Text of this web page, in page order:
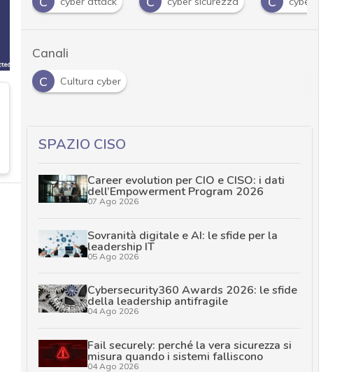
Canali
C
Cultura cyber
SPAZIO CISO
Career evolution per CIO e CISO: i dati
dell’Empowerment Program 2026
07 Ago 2026
Sovranità digitale e AI: le sfide per la
leadership IT
05 Ago 2026
Cybersecurity360 Awards 2026: le sfide
della leadership antifragile
04 Ago 2026
Fail securely: perché la vera sicurezza si
misura quando i sistemi falliscono
04 Ago 2026